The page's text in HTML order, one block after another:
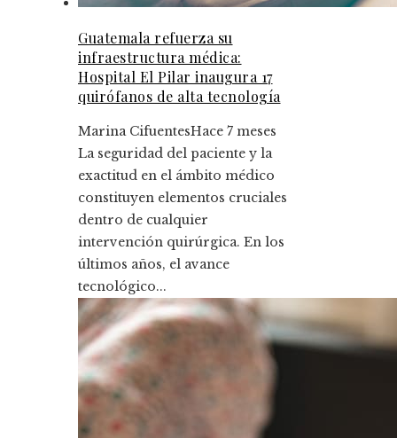
Guatemala refuerza su
infraestructura médica:
Hospital El Pilar inaugura 17
quirófanos de alta tecnología
Marina CifuentesHace 7 meses
La seguridad del paciente y la
exactitud en el ámbito médico
constituyen elementos cruciales
dentro de cualquier
intervención quirúrgica. En los
últimos años, el avance
tecnológico...